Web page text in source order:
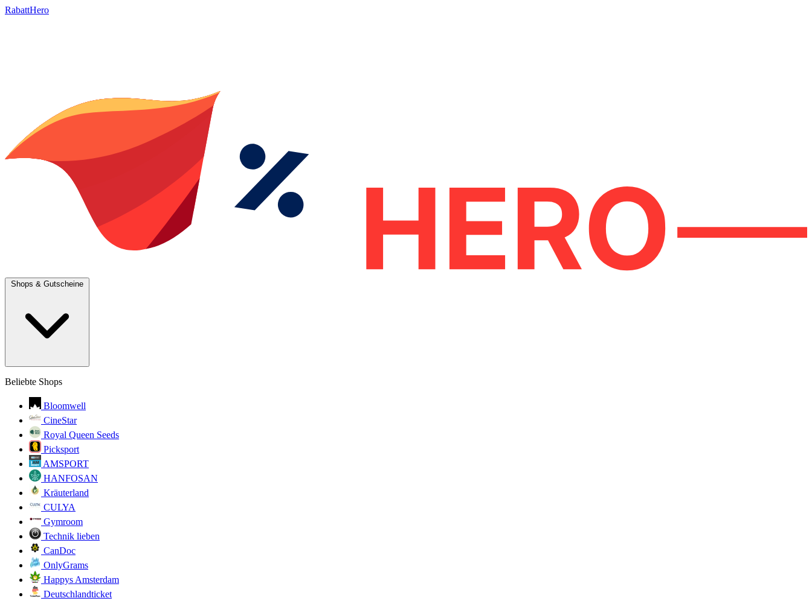
RabattHero
Beliebte Shops
Bloomwell
CineStar
Royal Queen Seeds
Picksport
AMSPORT
HANFOSAN
Kräuterland
CULYA
Gymroom
Technik lieben
CanDoc
OnlyGrams
Happys Amsterdam
Deutschlandticket